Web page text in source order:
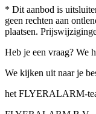
* Dit aanbod is
geen rechten aan
plaatsen.
Heb je een vraag? We
We kijken uit naar je
het FLYERALARM-